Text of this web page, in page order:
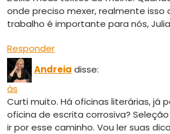
onde preciso mexer, realmente isso
trabalho é importante para nós,
Responder
Andreia disse:
às
Curti muito. Há oficinas literárias, já
oficina de escrita corrosiva?
ir por esse caminho. Vou ler suas